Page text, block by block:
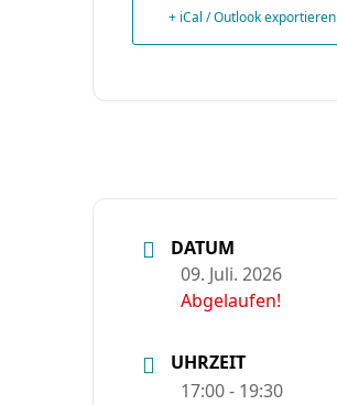
+ iCal / Outlook exportieren
DATUM
09. Juli. 2026
Abgelaufen!
UHRZEIT
17:00 - 19:30